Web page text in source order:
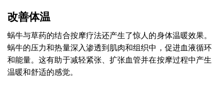
改善体温
蜗牛与草药的结合按摩疗法还产生了惊人的身体温暖效果。
蜗牛的压力和热量深入渗透到肌肉和组织中，促进血液循环
和能量。这有助于减轻紧张、扩张血管并在按摩过程中产生
温暖和舒适的感觉。